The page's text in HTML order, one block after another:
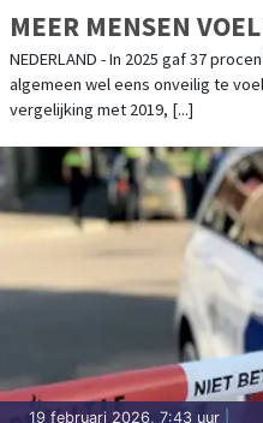
MEER MENSEN
NEDERLAND - In 2025 gaf 37
algemeen wel eens onveilig te
vergelijking met 2019, [...]
19 februari 2026, 7:43 uur